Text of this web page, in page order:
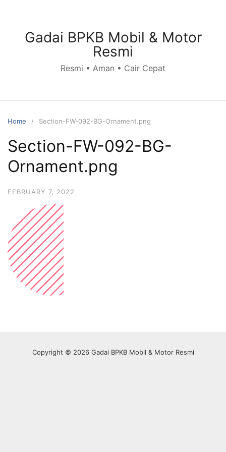
contentGadai BPKB Mobil & Motor
Resmi
Resmi • Aman • Cair Cepat
Home Section-FW-092-BG-Ornament.png
Section-FW-092-BG-
Ornament.png
FEBRUARY 7, 2022
Copyright © 2026 Gadai BPKB Mobil & Motor Resmi